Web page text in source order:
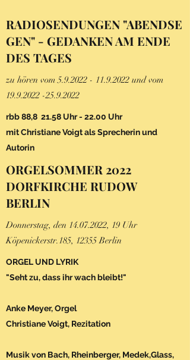
RADIOSENDUNGEN "ABENDSE
GEN" - GEDANKEN AM ENDE
DES TAGES
zu hören vom5.9.2022 - 11.9.2022 und vom
19.9.2022 -25.9.2022
rbb 88,8 21.58 Uhr - 22.00 Uhr
mit Christiane Voigt als Sprecherin und
Autorin
ORGELSOMMER 2022
DORFKIRCHE RUDOW
BERLIN
Donnerstag, den 14.07.2022, 19 Uhr
Köpenickerstr.185, 12355 Berlin
ORGEL UND LYRIK
"Seht zu, dass ihr wach bleibt!"
Anke Meyer, Orgel
Christiane Voigt, Rezitation
Musik von Bach, Rheinberger, Medek,Glass,